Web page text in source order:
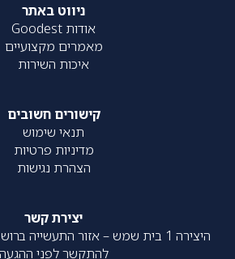
ניווט באתר
אודות Goodest
מאמרים מקצועיים
איכות השירות
קישורים חשובים
תנאי שימוש
מדיניות פרטיות
הצהרת נגישות
יצירת קשר
היצירה 1 בית שמש – אזור התעשייה
להתקשר לפני ההגעה